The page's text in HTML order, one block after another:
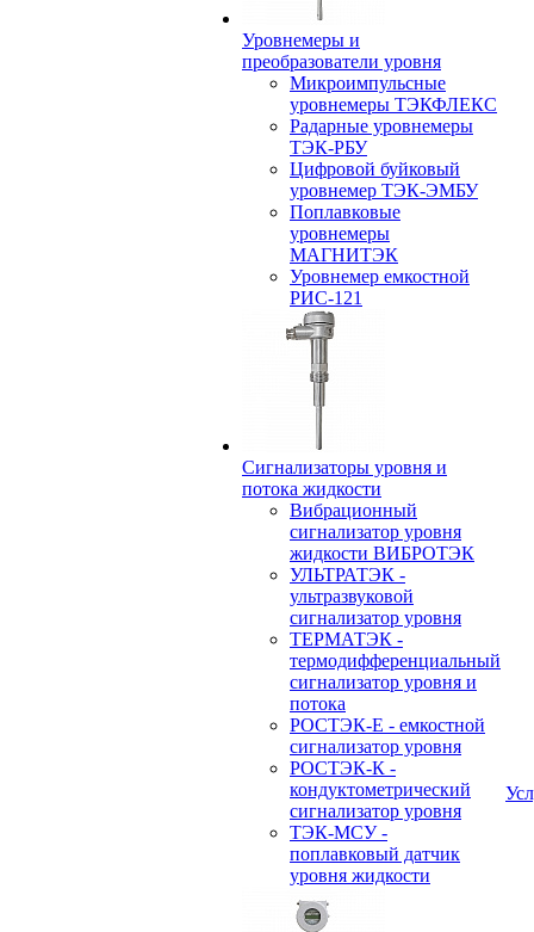
Уровнемеры и
преобразователи уровня
Микроимпульсные
уровнемеры ТЭКФЛЕКС
Радарные уровнемеры
ТЭК-РБУ
Цифровой буйковый
уровнемер ТЭК-ЭМБУ
Поплавковые
уровнемеры
МАГНИТЭК
Уровнемер емкостной
РИС-121
Сигнализаторы уровня и
потока жидкости
Вибрационный
сигнализатор уровня
жидкости ВИБРОТЭК
УЛЬТРАТЭК -
ультразвуковой
сигнализатор уровня
ТЕРМАТЭК -
термодифференциальный
сигнализатор уровня и
потока
РОСТЭК-Е - емкостной
сигнализатор уровня
РОСТЭК-К -
кондуктометрический
сигнализатор уровня
ТЭК-МСУ -
поплавковый датчик
уровня жидкости